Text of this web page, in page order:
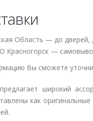
Область — до дверей,
—
Вы сможете
широкий
как